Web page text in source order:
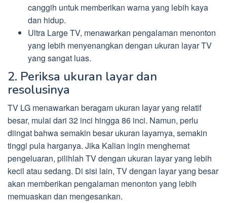
canggih untuk memberikan warna yang lebih kaya
dan hidup.
Ultra Large TV, menawarkan pengalaman menonton
yang lebih menyenangkan dengan ukuran layar TV
yang sangat luas.
2. Periksa ukuran layar dan
resolusinya
TV LG menawarkan beragam ukuran layar yang relatif
besar, mulai dari 32 inci hingga 86 inci. Namun, perlu
diingat bahwa semakin besar ukuran layarnya, semakin
tinggi pula harganya. Jika Kalian ingin menghemat
pengeluaran, pilihlah TV dengan ukuran layar yang lebih
kecil atau sedang. Di sisi lain, TV dengan layar yang besar
akan memberikan pengalaman menonton yang lebih
memuaskan dan mengesankan.